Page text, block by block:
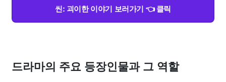
씬: 괴이한 이야기 보러가기 👈 클릭
드라마의 주요 등장인물과 그 역할